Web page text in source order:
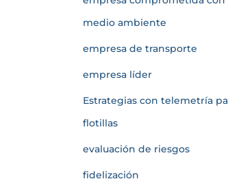
medio ambiente
empresa de transporte
empresa líder
Estrategias con telemetría
flotillas
evaluación de riesgos
fidelización